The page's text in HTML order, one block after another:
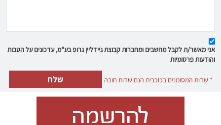
אני מאשר/ת לקבל מחשבים ומחברות קבוצת גיידליין גרופ בע"מ, עדכונים על הטבות
והודעות פרסומיות
* שדות המסומנים בכוכבית הנם שדות חובה